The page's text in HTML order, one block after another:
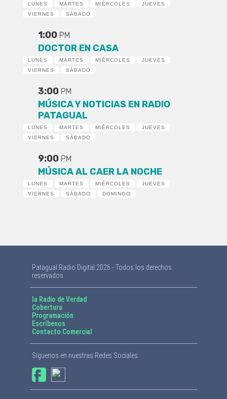
LUNES MARTES MIÉRCOLES
JUEVES
VIERNES
SÁBADO
1:00 PM
DOCTOR EN CASA
LUNES MARTES MIÉRCOLES
JUEVES
VIERNES
SÁBADO
3:00 PM
MÚSICA Y NOTICIAS EN RADIO
PATAGUAL
LUNES MARTES MIÉRCOLES
JUEVES
VIERNES
SÁBADO
9:00 PM
MÚSICA AL CAER LA NOCHE
LUNES MARTES MIÉRCOLES
JUEVES
VIERNES
SÁBADO DOMINGO
Patagual Radio Digital 2026 - Todos los derechos
reservados
la Radio de Verdad
Cobertura
Programación
Escríbenos
Contacto Comercial
Síguenos en nuestras Redes Sociales